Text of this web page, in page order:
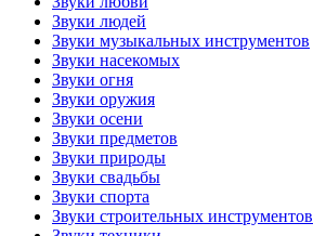
Звуки людей
Звуки музыкальных инструментов
Звуки насекомых
Звуки огня
Звуки оружия
Звуки осени
Звуки предметов
Звуки природы
Звуки свадьбы
Звуки спорта
Звуки строительных инструментов